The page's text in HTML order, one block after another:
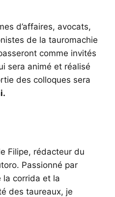
d’affaires, avocats,
de la tauromachie
comme invités
sera animé et réalisé
des colloques sera
Filipe, rédacteur du
Passionné par
la corrida et la
des taureaux, je